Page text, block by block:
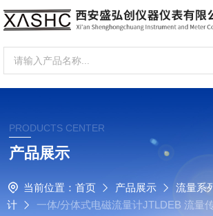
PRODUCTS CENTER
产品展示
当前位置： 首页 产品展示 流量系
计
一体/分体式电磁流量计JTLDEB 流量